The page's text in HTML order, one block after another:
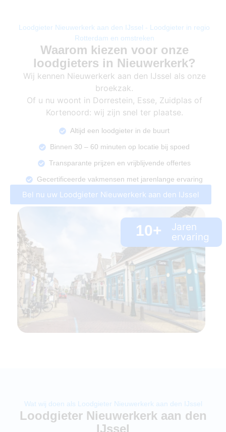
Loodgieter Nieuwerkerk aan den IJssel - Loodgieter in regio
Rotterdam en omstreken
Waarom kiezen voor onze
loodgieters in Nieuwerkerk?
Wij kennen Nieuwerkerk aan den IJssel als onze
broekzak.
Of u nu woont in Dorrestein, Esse, Zuidplas of
Kortenoord: wij zijn snel ter plaatse.
Altijd een loodgieter in de buurt
Binnen 30 – 60 minuten op locatie bij spoed
Transparante prijzen en vrijblijvende offertes
Gecertificeerde vakmensen met jarenlange ervaring
Bel nu uw Loodgieter Nieuwerkerk aan den IJssel
Jaren
ervaring
10+
Wat wij doen als Loodgieter Nieuwerkerk aan den IJssel
Loodgieter Nieuwerkerk aan den
IJssel